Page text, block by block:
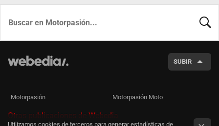
SUBIR
Motorpasión Motorpasión Moto
Otras publicaciones de Webedia
Utilizamos cookies de terceros para generar estadísticas de